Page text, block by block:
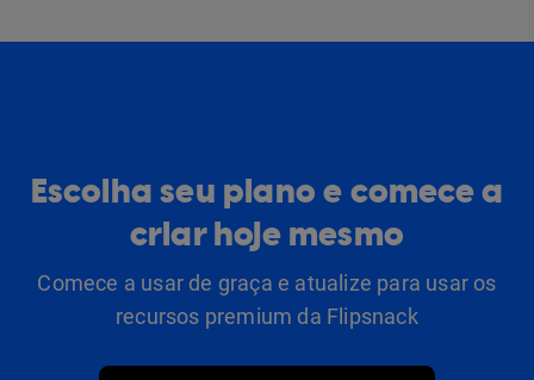
Escolha seu plano e comece a
criar hoje mesmo
Comece a usar de graça e atualize para usar os
recursos premium da Flipsnack